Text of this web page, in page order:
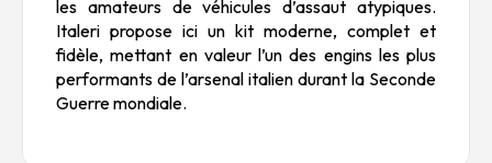
les amateurs de véhicules d’assaut atypiques.
Italeri propose ici un kit moderne, complet et
fidèle, mettant en valeur l’un des engins les plus
performants de l’arsenal italien durant la Seconde
Guerre mondiale.